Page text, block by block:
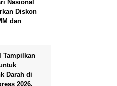
Nasional
Diskon
dan
Tampilkan
Darah di
2026,